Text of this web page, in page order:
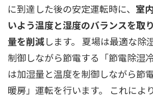
に到達した後の安定運転時に、 室
いよう温度と湿度のバランスを取
量を削減します。 夏場は最適な除
制御しながら節電する「節電除湿
は加湿量と温度を制御しながら節
暖房」運転を行います。 これにより